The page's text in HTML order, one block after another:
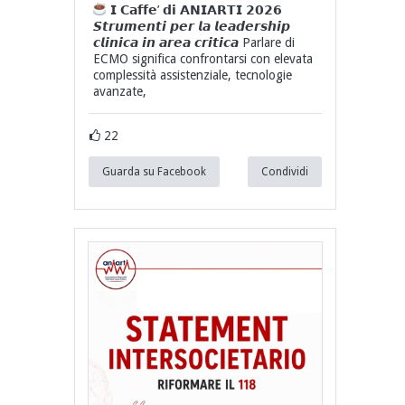
𝗜 𝗖𝗮𝗳𝗳𝗲’ 𝗱𝗶 𝗔𝗡𝗜𝗔𝗥𝗧𝗜 𝟮𝟬𝟮𝟲
𝙎𝙩𝙧𝙪𝙢𝙚𝙣𝙩𝙞 𝙥𝙚𝙧 𝙡𝙖 𝙡𝙚𝙖𝙙𝙚𝙧𝙨𝙝𝙞𝙥
𝙘𝙡𝙞𝙣𝙞𝙘𝙖 𝙞𝙣 𝙖𝙧𝙚𝙖 𝙘𝙧𝙞𝙩𝙞𝙘𝙖 Parlare di
ECMO significa confrontarsi con elevata
complessità assistenziale, tecnologie
avanzate,
22
Guarda su Facebook Condividi